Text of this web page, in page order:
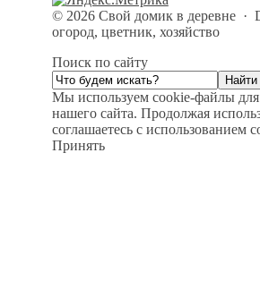
© 2026 Свой домик в деревне·
огород, цветник, хозяйство
Поиск по сайту
Мы используем cookie-файлы
нашего сайта. Продолжая
соглашаетесь с использованием
Принять